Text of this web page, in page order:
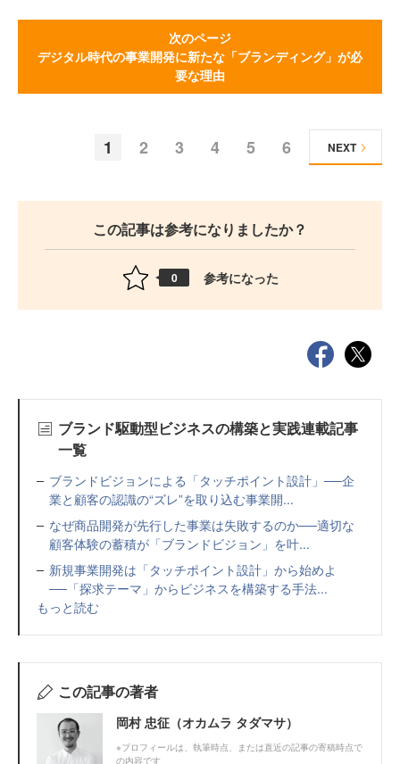
次のページ
デジタル時代の事業開発に新たな「ブランディング」が必
要な理由
1 2 3 4 5 6 NEXT
この記事は参考になりましたか？
0 参考になった
ブランド駆動型ビジネスの構築と実践連載記事
一覧
ブランドビジョンによる「タッチポイント設計」──企
業と顧客の認識の“ズレ”を取り込む事業開...
なぜ商品開発が先行した事業は失敗するのか──適切な
顧客体験の蓄積が「ブランドビジョン」を叶...
新規事業開発は「タッチポイント設計」から始めよ
──「探求テーマ」からビジネスを構築する手法...
もっと読む
この記事の著者
岡村 忠征（オカムラ タダマサ）
※プロフィールは、執筆時点、または直近の記事の寄稿時点で
の内容です